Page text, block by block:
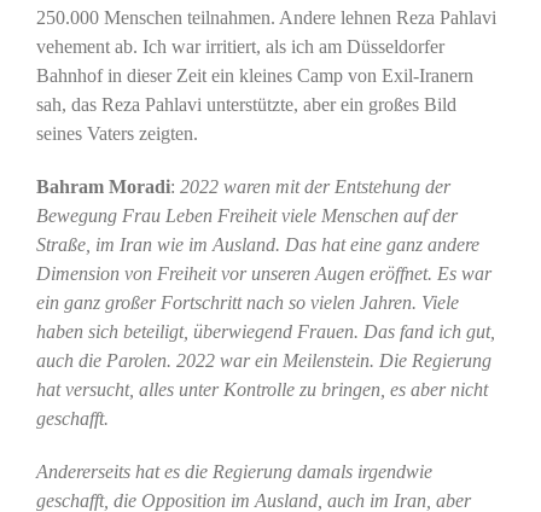
250.000 Menschen teilnahmen. Andere lehnen Reza Pahlavi
vehement ab. Ich war irritiert, als ich am Düsseldorfer
Bahnhof in dieser Zeit ein kleines Camp von Exil-Iranern
sah, das Reza Pahlavi unterstützte, aber ein großes Bild
seines Vaters zeigten.
Bahram Moradi: 2022 waren mit der Entstehung der
Bewegung Frau Leben Freiheit viele Menschen auf der
Straße, im Iran wie im Ausland. Das hat eine ganz andere
Dimension von Freiheit vor unseren Augen eröffnet. Es war
ein ganz großer Fortschritt nach so vielen Jahren. Viele
haben sich beteiligt, überwiegend Frauen. Das fand ich gut,
auch die Parolen. 2022 war ein Meilenstein. Die Regierung
hat versucht, alles unter Kontrolle zu bringen, es aber nicht
geschafft.
Andererseits hat es die Regierung damals irgendwie
geschafft, die Opposition im Ausland, auch im Iran, aber